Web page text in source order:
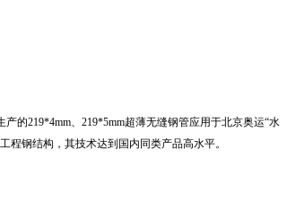
产的219*4mm、219*5mm超薄无缝钢管应用于北京奥运“水
程钢结构，其技术达到国内同类产品高水平。